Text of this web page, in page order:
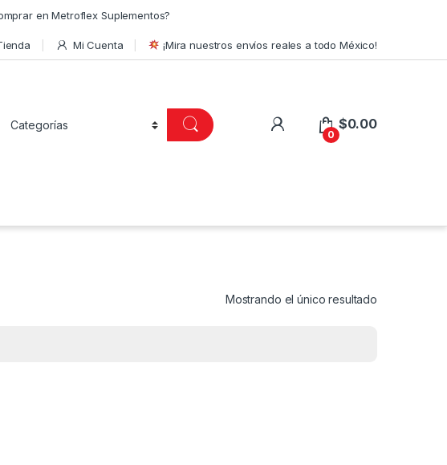
en Metroflex Suplementos?
Mi Cuenta ¡Mira nuestros envíos reales a todo México!
0
$0.00
Mostrando el único resultado